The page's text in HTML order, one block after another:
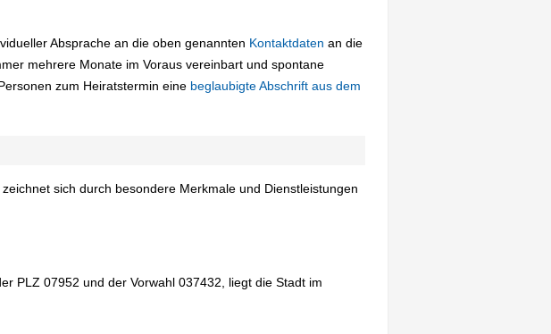
Absprache an die oben genannten Kontaktdaten an die
mehrere Monate im Voraus vereinbart und spontane
zum Heiratstermin eine beglaubigte Abschrift aus dem
sich durch besondere Merkmale und Dienstleistungen
PLZ 07952 und der Vorwahl 037432, liegt die Stadt im